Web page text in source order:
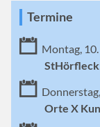
Termine
Montag,
Orte X